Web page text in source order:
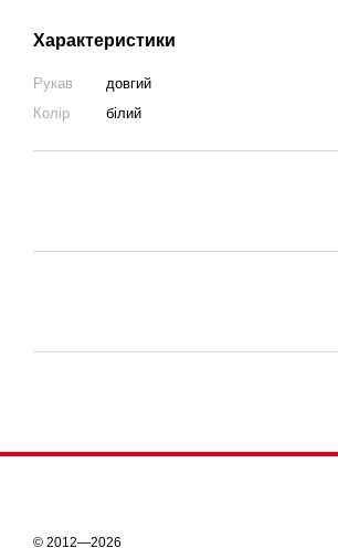
Характеристики
Рукав
довгий
Колір
білий
© 2012—2026